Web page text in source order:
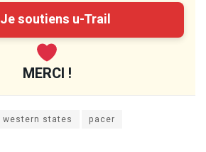
Je soutiens u-Trail
MERCI !
western states pacer